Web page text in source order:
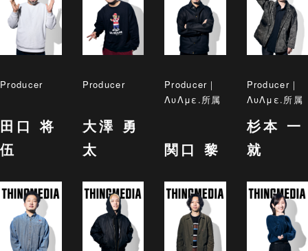
Producer
田口 将
伍
Producer
大澤 勇
太
Producer｜
ΛυΛμε.所属
関口 黎
Producer｜
ΛυΛμε.所属
杉本 一
就